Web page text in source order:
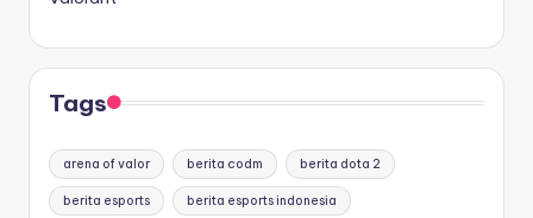
Tags
arena of valor berita codm berita dota 2
berita esports berita esports indonesia